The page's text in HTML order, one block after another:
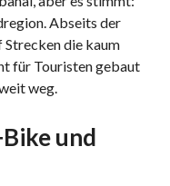
Abseits der
Strecken die kaum
für Touristen gebaut
weg.
und